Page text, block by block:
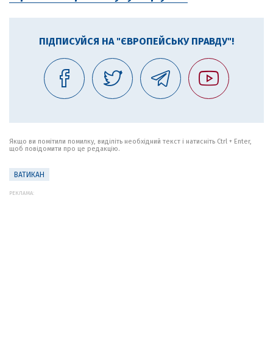
ПІДПИСУЙСЯ НА "ЄВРОПЕЙСЬКУ ПРАВДУ"!
Якщо ви помітили помилку, виділіть необхідний текст і натисніть Ctrl + Enter,
щоб повідомити про це редакцію.
ВАТИКАН
РЕКЛАМА: